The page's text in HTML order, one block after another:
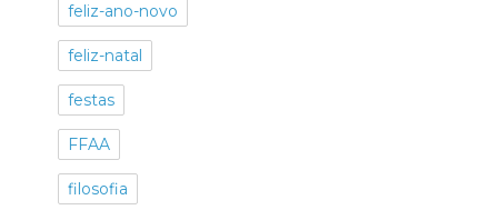
feliz-ano-novo
feliz-natal
festas
FFAA
filosofia